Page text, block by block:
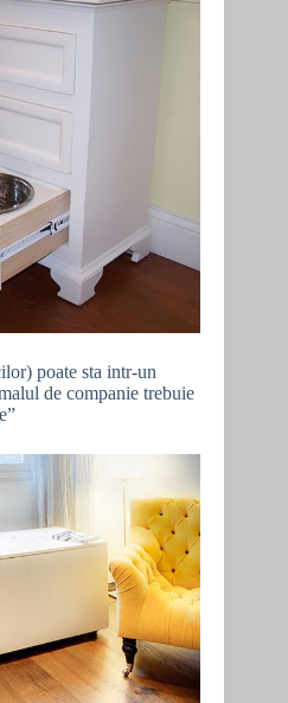
poate sta intr-un
de companie trebuie